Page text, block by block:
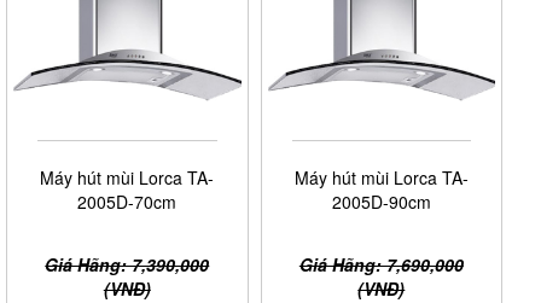
Máy hút mùi Lorca TA-
2005D-70cm
Giá Hãng: 7,390,000
(VNĐ)
Máy hút mùi Lorca TA-
2005D-90cm
Giá Hãng: 7,690,000
(VNĐ)